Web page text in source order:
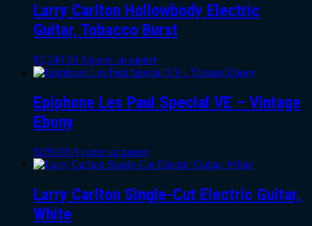
Larry Carlton Hollowbody Electric
Guitar, Tobacco Burst
$1,349.00 Ajouter au panier
Epiphone Les Paul Special VE – Vintage
Ebony
$289.00 Ajouter au panier
Larry Carlton Single-Cut Electric Guitar,
White